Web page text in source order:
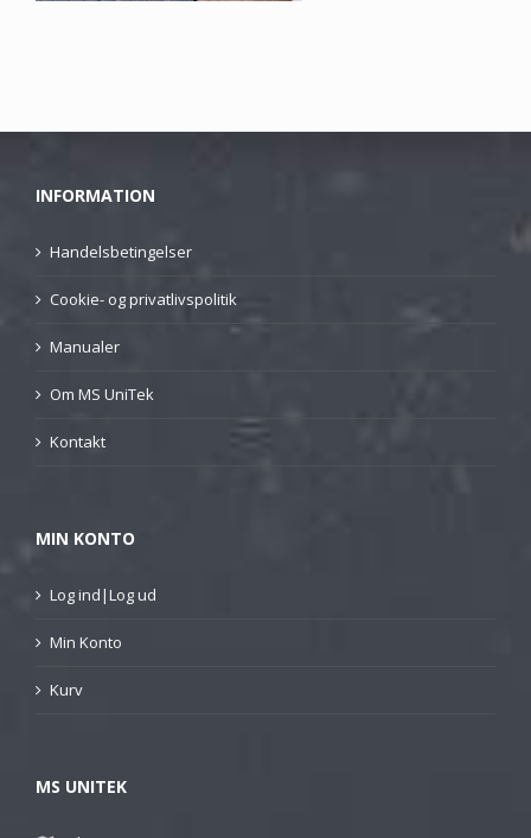
INFORMATION
Handelsbetingelser
Cookie- og privatlivspolitik
Manualer
Om MS UniTek
Kontakt
MIN KONTO
Log ind|Log ud
Min Konto
Kurv
MS UNITEK